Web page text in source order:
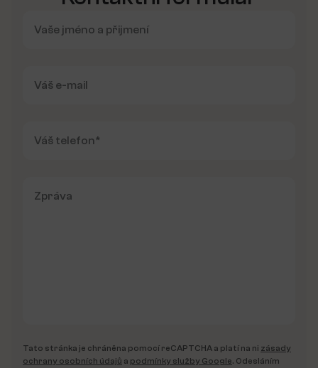
Tato stránka je chráněna pomocí reCAPTCHA a platí na ni zásady
ochrany osobních údajů a podmínky služby Google. Odesláním